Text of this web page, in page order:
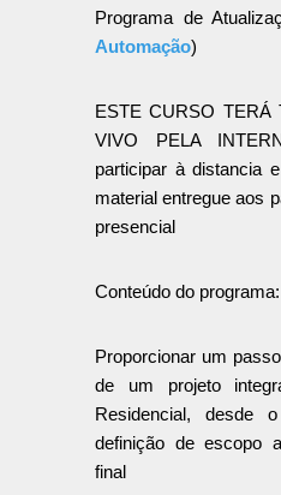
Programa de
Automação)
ESTE CURSO TERÁ
VIVO PELA
participar à distancia
material entregue aos
presencial
Conteúdo do
Proporcionar um
de um projeto
Residencial,
definição de escopo
final